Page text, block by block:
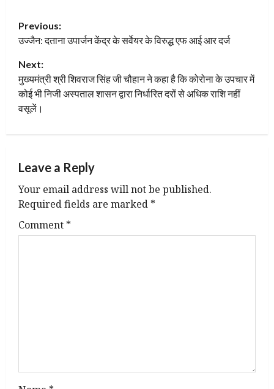
P
o
s
t
v
i
g
Previous:
उज्जैन: दताना उपार्जन केंद्र के सर्वेयर के विरुद्ध एफ आई आर दर्ज
Next:
मुख्यमंत्री श्री शिवराज सिंह जी चौहान ने कहा है कि कोरोना के उपचार में
कोई भी निजी अस्पताल शासन द्वारा निर्धारित दरों से अधिक राशि नहीं
वसूलें।
Leave a Reply
Your email address will not be published.
Required fields are marked *
Comment *